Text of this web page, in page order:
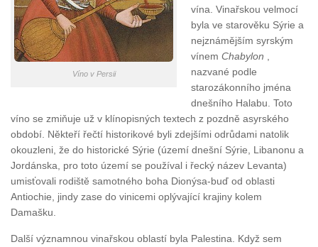
Víno v Persii
vína. Vinařskou velmocí
byla ve starověku Sýrie a
nejznámějším syrským
vínem Chabylon ,
nazvané podle
starozákonního jména
dnešního Halabu. Toto
víno se zmiňuje už v klínopisných textech z pozdně asyrského
období. Někteří řečtí historikové byli zdejšími odrůdami natolik
okouzleni, že do historické Sýrie (území dnešní Sýrie, Libanonu a
Jordánska, pro toto území se používal i řecký název Levanta)
umisťovali rodiště samotného boha Dionýsa-buď od oblasti
Antiochie, jindy zase do vinicemi oplývající krajiny kolem
Damašku.
Další významnou vinařskou oblastí byla Palestina. Když sem